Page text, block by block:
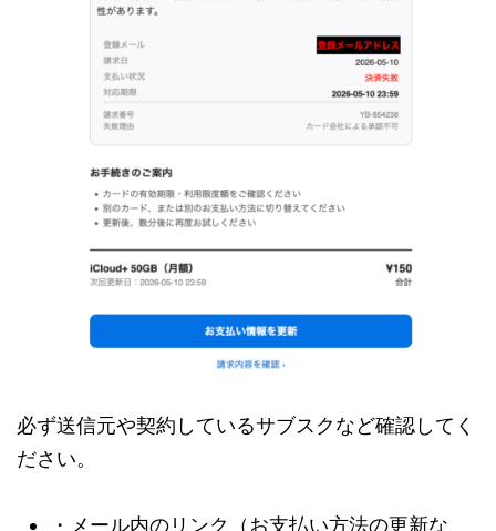
必ず送信元や契約しているサブスクなど確認してく
ださい。
・メール内のリンク（お支払い方法の更新な